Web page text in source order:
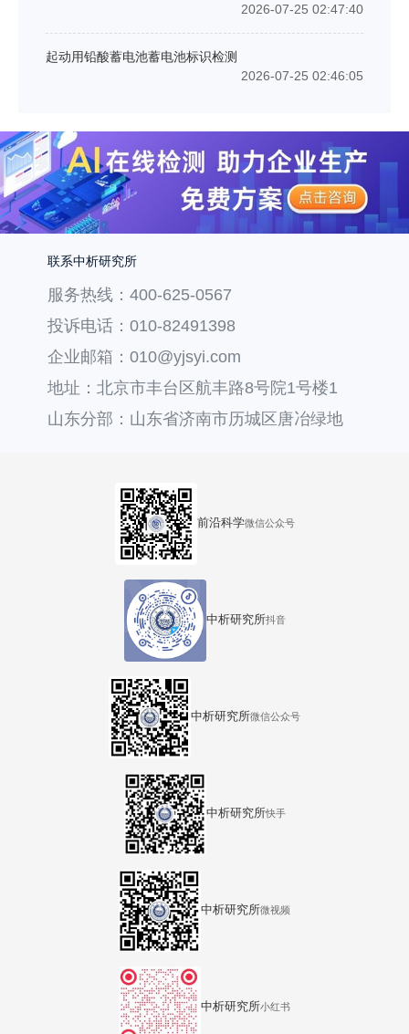
2026-07-25 02:47:40
起动用铅酸蓄电池蓄电池标识检测
2026-07-25 02:46:05
联系中析研究所
服务热线：400-625-0567
投诉电话：010-82491398
企业邮箱：010@yjsyi.com
地址：北京市丰台区航丰路8号院1号楼1
层121
山东分部：山东省济南市历城区唐冶绿地
前沿科学微信公众号
中析研究所抖音
中析研究所微信公众号
中析研究所快手
中析研究所微视频
中析研究所小红书